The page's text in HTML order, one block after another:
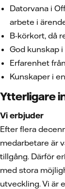
Datorvana i
arbete i
B-körkort, då
God kunskap
Erfarenhet
Kunskaper i
Ytterligare
Vi erbjuder
Efter flera
medarbetare är
tillgång. Därför
med stora
utveckling. Vi är